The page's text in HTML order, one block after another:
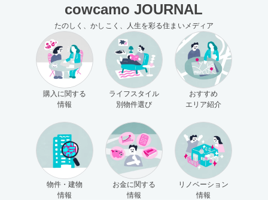
cowcamo JOURNAL
たのしく、かしこく、人生を彩る住まいメディア
購入に関する
情報
ライフスタイル
別物件選び
おすすめ
エリア紹介
物件・建物
情報
お金に関する
情報
リノベーション
情報